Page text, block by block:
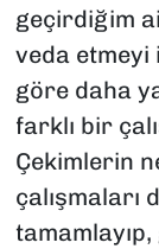
geçirdiğim
veda etmeyi
göre daha
farklı bir
Çekimlerin
çalışmaları